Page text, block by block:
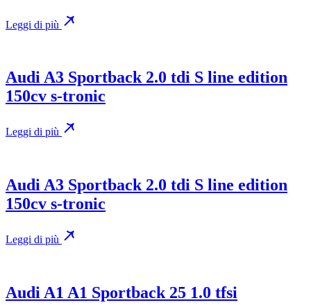
Leggi di più
Audi A3 Sportback 2.0 tdi S line edition
150cv s-tronic
Leggi di più
Audi A3 Sportback 2.0 tdi S line edition
150cv s-tronic
Leggi di più
Audi A1 A1 Sportback 25 1.0 tfsi